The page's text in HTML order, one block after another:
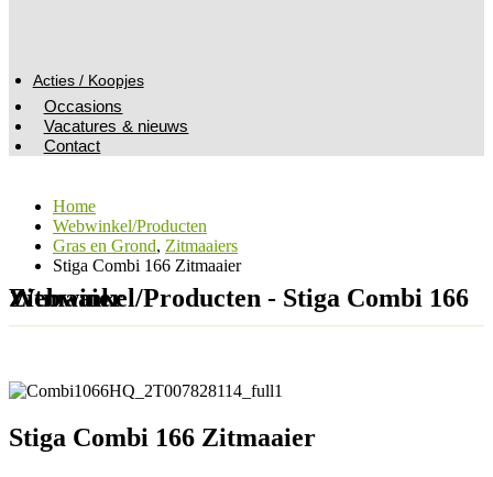
Acties / Koopjes
Occasions
Vacatures & nieuws
Contact
Home
Webwinkel/Producten
Gras en Grond, Zitmaaiers
Stiga Combi 166 Zitmaaier
Webwinkel/Producten - Stiga Combi 166 Zitmaaier
Stiga Combi 166 Zitmaaier